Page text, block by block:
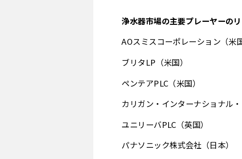
浄水器市場の主要プレーヤーのリ
AOスミスコーポレーション（米国
ブリタLP（米国）
ペンテアPLC（米国）
カリガン・インターナショナル・
ユニリーバPLC（英国）
パナソニック株式会社（日本）